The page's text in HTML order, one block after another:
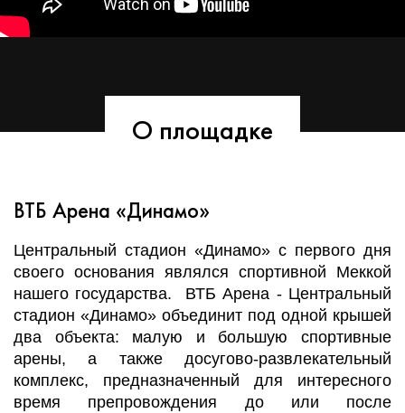
О площадке
ВТБ Арена «Динамо»
Центральный стадион «Динамо» с первого дня
своего основания являлся спортивной Меккой
нашего государства. ВТБ Арена - Центральный
стадион «Динамо» объединит под одной крышей
два объекта: малую и большую спортивные
арены, а также досугово-развлекательный
комплекс, предназначенный для интересного
время препровождения до или после